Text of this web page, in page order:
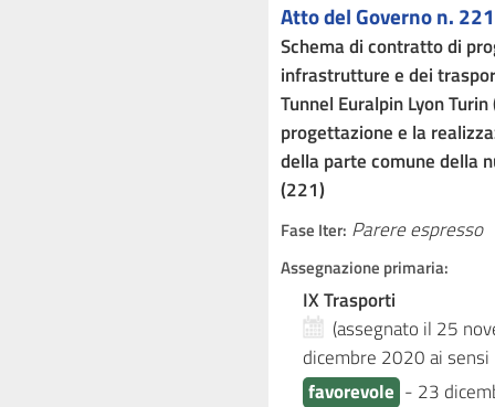
Atto del Governo n. 221
Schema di contratto di
infrastrutture e dei
Tunnel Euralpin Lyon
progettazione e la
della parte comune della
(221)
Fase Iter: Parere espresso
Assegnazione primaria:
IX Trasporti
(assegnato il 25
dicembre 2020ai sensi
favorevole - 23